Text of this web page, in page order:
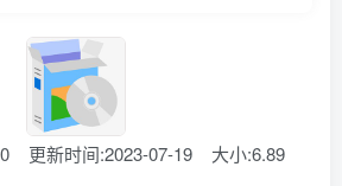
更新时间:2023-07-19
大小:6.89